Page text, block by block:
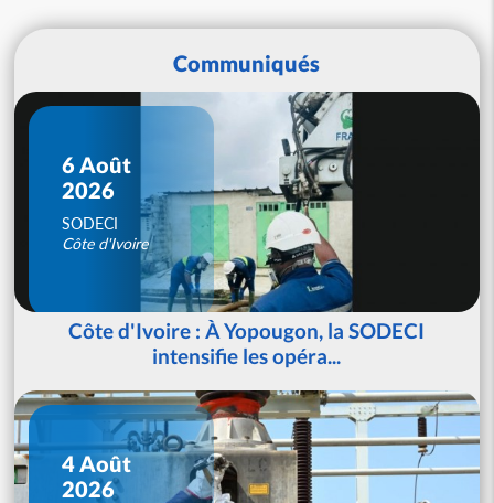
Communiqués
6 Août
2026
SODECI
Côte d'Ivoire
Côte d'Ivoire : À Yopougon, la SODECI
intensifie les opéra...
4 Août
2026